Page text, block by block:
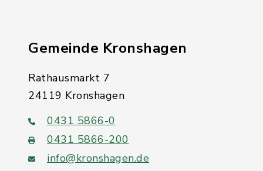
Gemeinde Kronshagen
Rathausmarkt 7
24119 Kronshagen
0431 5866-0
0431 5866-200
info@kronshagen.de